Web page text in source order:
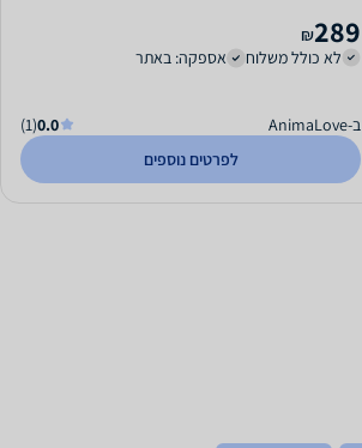
289
₪
לא כולל משלוח
אספקה: באתר
ב-AnimaLove 0.0
(1)
לפרטים נוספים